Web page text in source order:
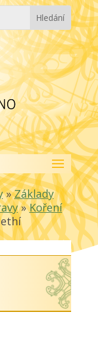
»Základy
»Koření